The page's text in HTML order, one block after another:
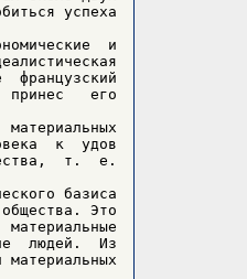
успеха
и
французский
принес   его
материальных
к  удов
т.  е.
базиса
Это
людей.  Из